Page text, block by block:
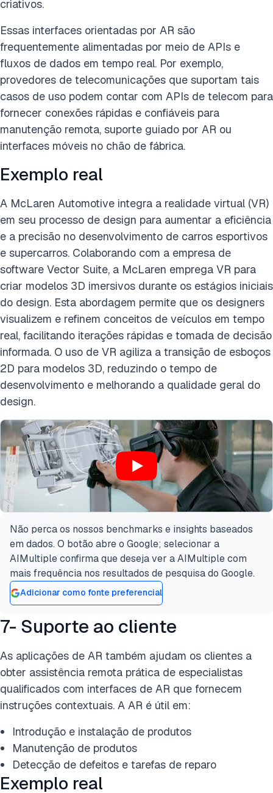
criativos.
Essas interfaces orientadas por AR são
frequentemente alimentadas por meio de APIs e
fluxos de dados em tempo real. Por exemplo,
provedores de telecomunicações que suportam tais
casos de uso podem contar com APIs de telecom para
fornecer conexões rápidas e confiáveis para
manutenção remota, suporte guiado por AR ou
interfaces móveis no chão de fábrica.
Exemplo real
A McLaren Automotive integra a realidade virtual (VR)
em seu processo de design para aumentar a eficiência
e a precisão no desenvolvimento de carros esportivos
e supercarros. Colaborando com a empresa de
software Vector Suite, a McLaren emprega VR para
criar modelos 3D imersivos durante os estágios iniciais
do design. Esta abordagem permite que os designers
visualizem e refinem conceitos de veículos em tempo
real, facilitando iterações rápidas e tomada de decisão
informada. O uso de VR agiliza a transição de esboços
2D para modelos 3D, reduzindo o tempo de
desenvolvimento e melhorando a qualidade geral do
design.
Não perca os nossos benchmarks e insights baseados
em dados. O botão abre o Google; selecionar a
AIMultiple confirma que deseja ver a AIMultiple com
mais frequência nos resultados de pesquisa do Google.
Adicionar como fonte preferencial
7- Suporte ao cliente
As aplicações de AR também ajudam os clientes a
obter assistência remota prática de especialistas
qualificados com interfaces de AR que fornecem
instruções contextuais. A AR é útil em:
Introdução e instalação de produtos
Manutenção de produtos
Detecção de defeitos e tarefas de reparo
Exemplo real